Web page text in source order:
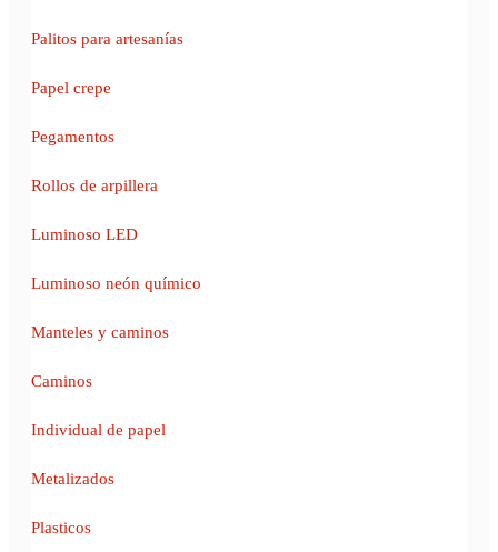
Palitos para artesanías
Papel crepe
Pegamentos
Rollos de arpillera
Luminoso LED
Luminoso neón químico
Manteles y caminos
Caminos
Individual de papel
Metalizados
Plasticos